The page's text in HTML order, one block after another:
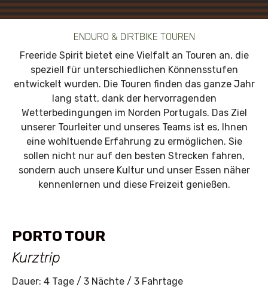
ENDURO & DIRTBIKE TOUREN
Freeride Spirit bietet eine Vielfalt an Touren an, die
speziell für unterschiedlichen Könnensstufen
entwickelt wurden. Die Touren finden das ganze Jahr
lang statt, dank der hervorragenden
Wetterbedingungen im Norden Portugals. Das Ziel
unserer Tourleiter und unseres Teams ist es, Ihnen
eine wohltuende Erfahrung zu ermöglichen. Sie
sollen nicht nur auf den besten Strecken fahren,
sondern auch unsere Kultur und unser Essen näher
kennenlernen und diese Freizeit genießen.
PORTO TOUR
Kurztrip
Dauer: 4 Tage / 3 Nächte / 3 Fahrtage